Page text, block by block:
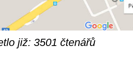
již: 3501 čtenářů